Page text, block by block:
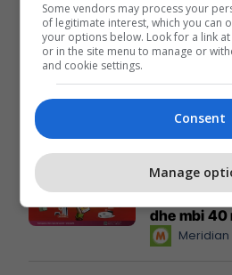
Këtë herë
dhe mbi 40
instant!Meridian
Some vendors may process your
of legitimate interest, which you can
your options below. Look for a link
or in the site menu to manage or
and cookie settings.
Consent
Manage